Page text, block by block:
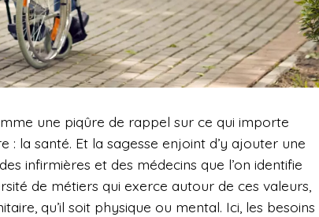
une piqûre de rappel sur ce qui importe
: la santé. Et la sagesse enjoint d’y ajouter une
infirmières et des médecins que l’on identifie
de métiers qui exerce autour de ces valeurs,
qu’il soit physique ou mental. Ici, les besoins